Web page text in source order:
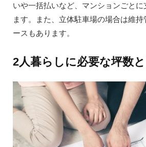
いや一括払いなど、マンションごとに
ます。また、立体駐車場の場合は維
ースもあります。
2人暮らしに必要な坪数